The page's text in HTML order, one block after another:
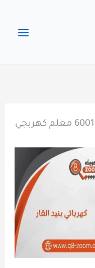
كهربائي منازل بنيد القار 60012522 معلم كهربجي